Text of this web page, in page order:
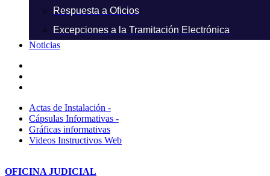
Respuesta a Oficios
Excepciones a la Tramitación Electrónica
Noticias
Actas de Instalación -
Cápsulas Informativas -
Gráficas informativas
Videos Instructivos Web
OFICINA JUDICIAL